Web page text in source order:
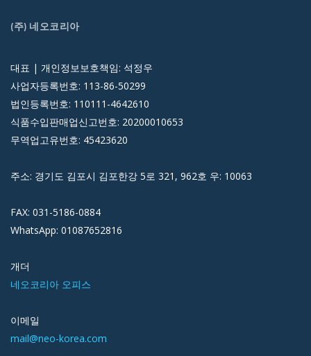
(주) 네오코리아
대표 | 개인정보보호책임: 석정우
사업자등록번호: 113-86-50299
법인등록번호: 110111-4642610
식품수입판매업신고번호: 20200010653
무역업고유번호: 45423620
주소: 경기도 김포시 김포한강 5로 321, 962호 우: 10063
FAX: 031-5186-0884
WhatsApp: 01087652816
개더
네오코리아 오피스
이메일
mail@neo-korea.com